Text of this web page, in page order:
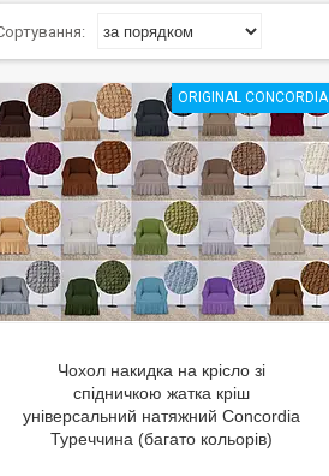
ORIGINAL CONCORDIA
Чохол накидка на крісло зі
спідничкою жатка кріш
універсальний натяжний Concordia
Туреччина (багато кольорів)